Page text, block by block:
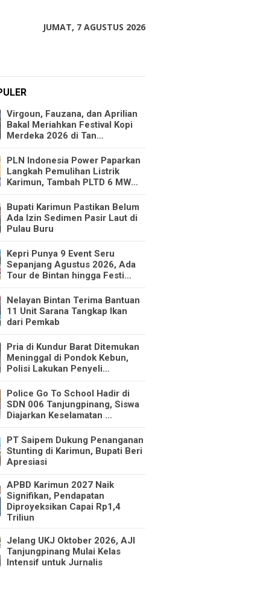
JUMAT, 7 AGUSTUS 2026
Virgoun, Fauzana, dan Aprilian
Bakal Meriahkan Festival Kopi
Merdeka 2026 di Tan…
PLN Indonesia Power Paparkan
Langkah Pemulihan Listrik
Karimun, Tambah PLTD 6 MW…
Bupati Karimun Pastikan Belum
Ada Izin Sedimen Pasir Laut di
Pulau Buru
Kepri Punya 9 Event Seru
Sepanjang Agustus 2026, Ada
Tour de Bintan hingga Festi…
Nelayan Bintan Terima Bantuan
11 Unit Sarana Tangkap Ikan
dari Pemkab
Pria di Kundur Barat Ditemukan
Meninggal di Pondok Kebun,
Polisi Lakukan Penyeli…
Police Go To School Hadir di
SDN 006 Tanjungpinang, Siswa
Diajarkan Keselamatan …
PT Saipem Dukung Penanganan
Stunting di Karimun, Bupati Beri
Apresiasi
APBD Karimun 2027 Naik
Signifikan, Pendapatan
Diproyeksikan Capai Rp1,4
Triliun
Jelang UKJ Oktober 2026, AJI
Tanjungpinang Mulai Kelas
Intensif untuk Jurnalis